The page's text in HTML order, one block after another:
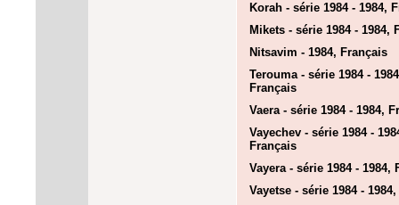
Korah - série 1984 - 1984,
Mikets - série 1984 - 1984,
Nitsavim - 1984, Français
Terouma - série 1984 -
Français
Vaera - série 1984 - 1984,
Vayechev - série 1984 -
Français
Vayera - série 1984 - 1984,
Vayetse - série 1984 -